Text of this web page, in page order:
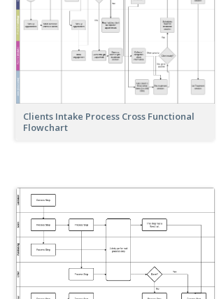
Clients Intake Process Cross Functional
Flowchart